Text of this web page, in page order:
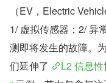
（EV，Electric
1/ 虚拟传感器；2/ 异
测即将发生的故障。
们延伸了
L2 信息性